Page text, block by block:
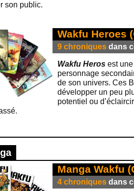
son public.
Wakfu Heroes
9 chroniques dans
Wakfu Heros est
personnage
de son univers. Ces
développer un peu
potentiel ou
Manga Wakfu
4 chroniques dans